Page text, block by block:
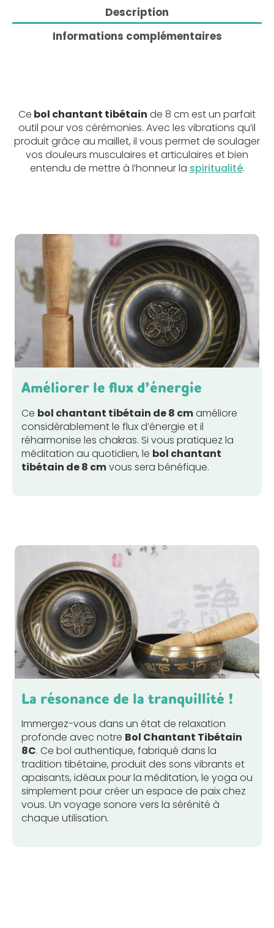
Description
Informations complémentaires
Ce bol chantant tibétain de 8 cm est un parfait
outil pour vos cérémonies. Avec les vibrations qu’il
produit grâce au maillet, il vous permet de soulager
vos douleurs musculaires et articulaires et bien
entendu de mettre à l’honneur la spiritualité.
Améliorer le flux d’énergie
Ce bol chantant tibétain de 8 cmaméliore
considérablement le flux d’énergie et il
réharmonise les chakras. Si vous pratiquez la
méditation au quotidien, le bol chantant
tibétain de 8 cmvous sera bénéfique.
La résonance de la tranquillité !
Immergez-vous dans un état de relaxation
profonde avec notre Bol Chantant Tibétain
8C. Ce bol authentique, fabriqué dans la
tradition tibétaine, produit des sons vibrants et
apaisants, idéaux pour la méditation, le yoga ou
simplement pour créer un espace de paix chez
vous. Un voyage sonore vers la sérénité à
chaque utilisation.